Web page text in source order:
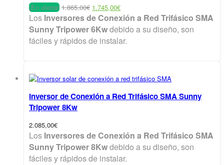
¡En oferta! 1.865,00€ El
precio
original
era:
1.865,00€.
1.745,00€El
precio
actual
es:
1.745,00€.
Los Inversores de Conexión a Red Trifásico SMA
Sunny Tripower 6Kwdebido a su diseño, son
fáciles y rápidos de instalar.
Inversor de Conexión a Red Trifásico SMA Sunny
Tripower 8Kw
2.085,00€
Los Inversores de Conexión a Red Trifásico SMA
Sunny Tripower 8Kwdebido a su diseño, son
fáciles y rápidos de instalar.